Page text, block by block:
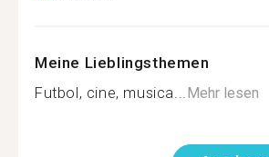
Meine Lieblingsthemen
Futbol, cine, musica... Mehr lesen